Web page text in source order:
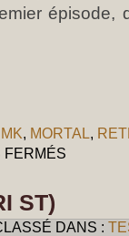
épisode,
MK, MORTAL,
FERMÉS
ST)
DANS :